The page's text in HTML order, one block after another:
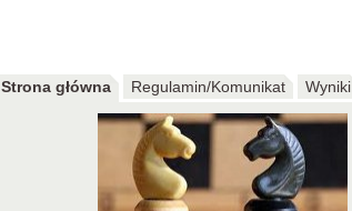
Strona główna Regulamin/Komunikat Wyniki